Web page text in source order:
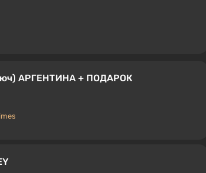
АРГЕНТИНА + ПОДАРОК